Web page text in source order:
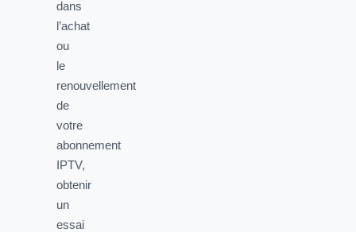
dans
l’achat
ou
le
renouvellement
de
votre
abonnement
IPTV,
obtenir
un
essai